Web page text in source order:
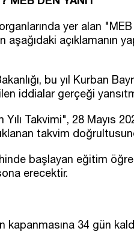
yer alan "MEB
açıklamanın
bu yıl Kurban
iddialar gerçeği
Takvimi", 28 Mayıs
takvim
başlayan eğitim
erecektir.
kapanmasına 34 gün